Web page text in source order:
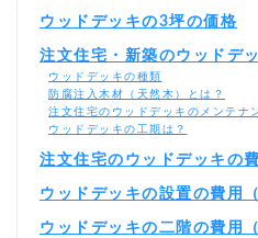
ウッドデッキの3坪の価格
注文住宅・新築のウッドデ
ウッドデッキの種類
防腐注入木材（天然木）とは？
注文住宅のウッドデッキのメンテナ
ウッドデッキの工期は？
注文住宅のウッドデッキの
ウッドデッキの設置の費用
ウッドデッキの二階の費用